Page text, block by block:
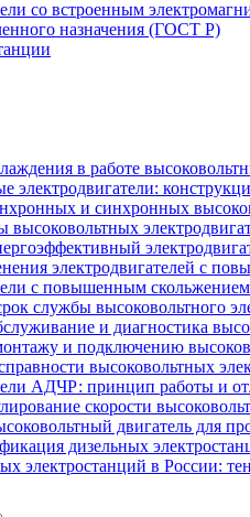
со встроенным
назначения (ГОСТ Р)
в работе
электродвигатели:
и синхронных
электродвигателей с
с повышенным
службы высоковольтного
и диагностика
и подключению
высоковольтных
АДЧР: принцип работы и
скорости
двигатель для
дизельных
электростанций в России: